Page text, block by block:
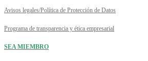
Avisos legales/Política de Protección de Datos
Programa de transparencia y ética empresarial
SEA MIEMBRO